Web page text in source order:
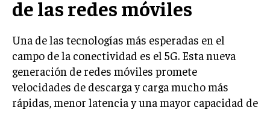
de las redes móviles
Una de las tecnologías más esperadas en el
campo de la conectividad es el 5G. Esta nueva
generación de redes móviles promete
velocidades de descarga y carga mucho más
rápidas, menor latencia y una mayor capacidad de